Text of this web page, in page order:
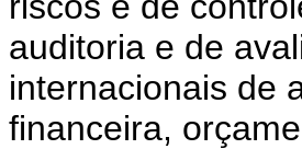
auditoria e de
internacionais de
financeira,